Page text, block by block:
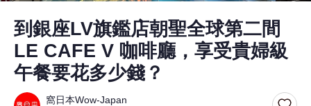
到銀座LV旗鑑店朝聖全球第二間
LE CAFE V 咖啡廳，享受貴婦級
午餐要花多少錢？
窩日本Wow-Japan